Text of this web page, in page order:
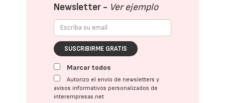
Newsletter - Ver ejemplo
SUSCRIBIRME GRATIS
Marcar todos
Autorizo el envío de newsletters y
avisos informativos personalizados de
interempresas.net